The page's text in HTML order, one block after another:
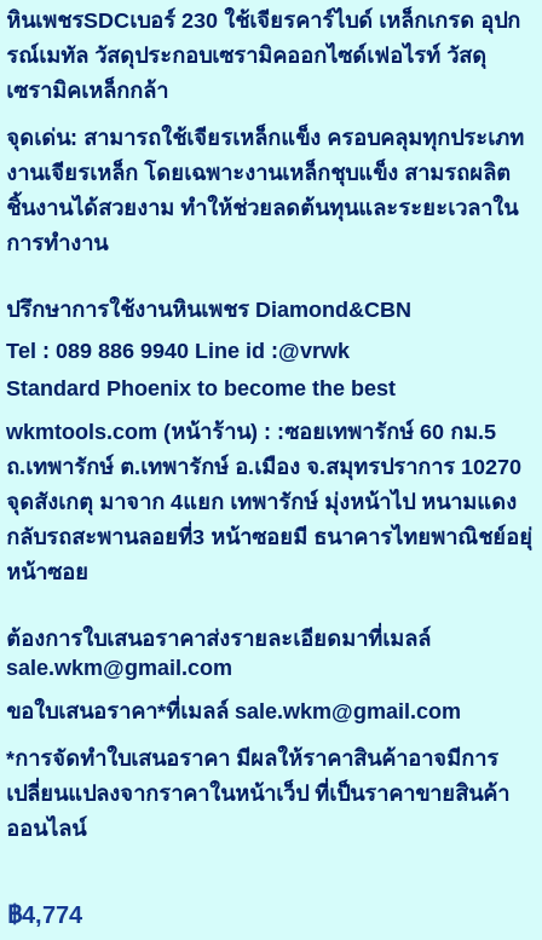
หินเพชรSDCเบอร์ 230 ใช้เจียรคาร์ไบด์ เหล็กเกรด อุปก
รณ์เมทัล วัสดุประกอบเซรามิคออกไซด์เฟอไรท์ วัสดุ
เซรามิคเหล็กกล้า
จุดเด่น: สามารถใช้เจียรเหล็กแข็ง ครอบคลุมทุกประเภท
งานเจียรเหล็ก โดยเฉพาะงานเหล็กชุบแข็ง สามรถผลิต
ชิ้นงานได้สวยงาม ทำให้ช่วยลดต้นทุนและระยะเวลาใน
การทำงาน
ปรึกษาการใช้งานหินเพชร Diamond&CBN
Tel : 089 886 9940 Line id :@vrwk
Standard Phoenix to become the best
wkmtools.com (หน้าร้าน) : :ซอยเทพารักษ์ 60 กม.5
ถ.เทพารักษ์ ต.เทพารักษ์ อ.เมือง จ.สมุทรปราการ 10270
จุดสังเกตุ มาจาก 4แยก เทพารักษ์ มุ่งหน้าไป หนามแดง
กลับรถสะพานลอยที่3 หน้าซอยมี ธนาคารไทยพาณิชย์อยุ่
หน้าซอย
ต้องการใบเสนอราคาส่งรายละเอียดมาที่เมลล์
sale.wkm@gmail.com
ขอใบเสนอราคา*ที่เมลล์ sale.wkm@gmail.com
*การจัดทำใบเสนอราคา มีผลให้ราคาสินค้าอาจมีการ
เปลี่ยนแปลงจากราคาในหน้าเว็ป ที่เป็นราคาขายสินค้า
ออนไลน์
฿4,774